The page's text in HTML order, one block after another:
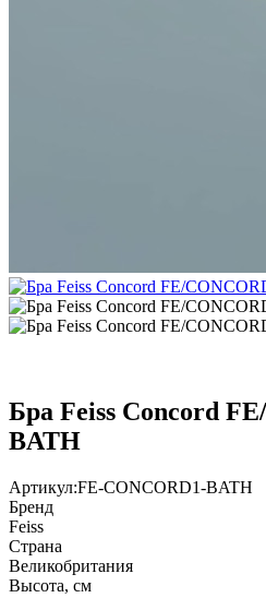
Бра Feiss Concord
BATH
Артикул:FE-CONCORD1-BATH
Бренд
Feiss
Страна
Великобритания
Высота, см